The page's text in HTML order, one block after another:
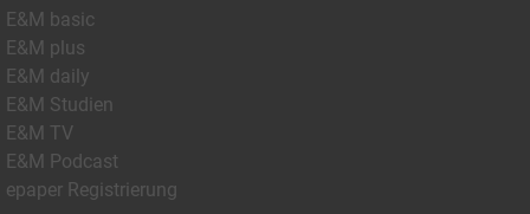
E&M basic
E&M plus
E&M daily
E&M Studien
E&M TV
E&M Podcast
epaper Registrierung